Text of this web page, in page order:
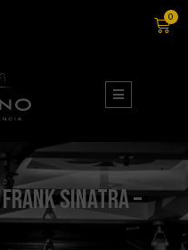
0
Sinatra –